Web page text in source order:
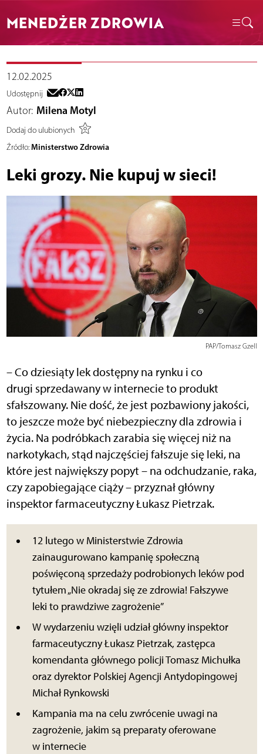
MENEDŻER ZDROWIA
12.02.2025
Udostępnij
Autor: Milena Motyl
Dodaj do ulubionych
Źródło: Ministerstwo Zdrowia
Leki grozy. Nie kupuj w sieci!
PAP/Tomasz Gzell
– Co dziesiąty lek dostępny na rynku i co
drugi sprzedawany w internecie to produkt
sfałszowany. Nie dość, że jest pozbawiony jakości,
to jeszcze może być niebezpieczny dla zdrowia i
życia. Na podróbkach zarabia się więcej niż na
narkotykach, stąd najczęściej fałszuje się leki, na
które jest największy popyt – na odchudzanie, raka,
czy zapobiegające ciąży – przyznał główny
inspektor farmaceutyczny Łukasz Pietrzak.
12 lutego w Ministerstwie Zdrowia
zainaugurowano kampanię społeczną
poświęconą sprzedaży podrobionych leków pod
tytułem „Nie okradaj się ze zdrowia! Fałszywe
leki to prawdziwe zagrożenie”
W wydarzeniu wzięli udział główny inspektor
farmaceutyczny Łukasz Pietrzak, zastępca
komendanta głównego policji Tomasz Michułka
oraz dyrektor Polskiej Agencji Antydopingowej
Michał Rynkowski
Kampania ma na celu zwrócenie uwagi na
zagrożenie, jakim są preparaty oferowane
w internecie